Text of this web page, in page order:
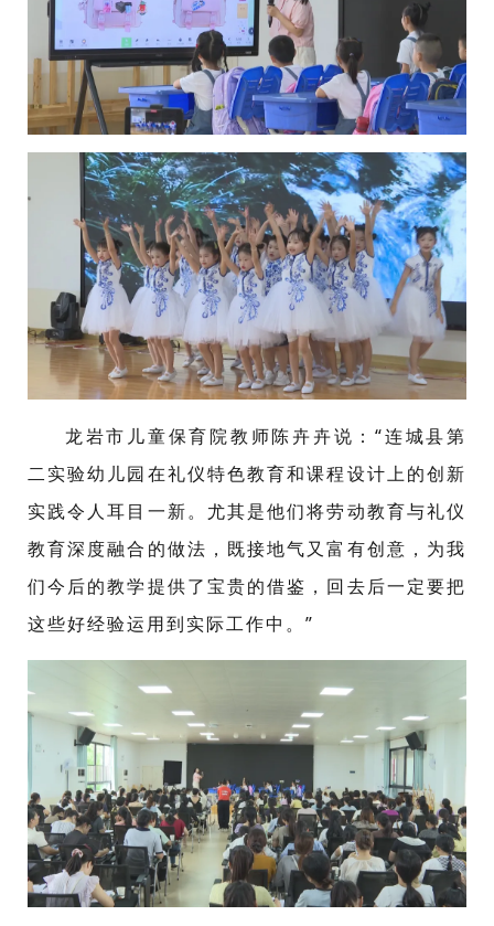
龙岩市儿童保育院教师陈卉卉说：“连城县第
二实验幼儿园在礼仪特色教育和课程设计上的创新
实践令人耳目一新。尤其是他们将劳动教育与礼仪
教育深度融合的做法，既接地气又富有创意，为我
们今后的教学提供了宝贵的借鉴，回去后一定要把
这些好经验运用到实际工作中。”